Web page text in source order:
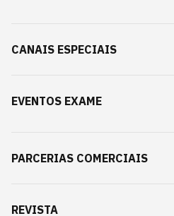
CANAIS ESPECIAIS
EVENTOS EXAME
PARCERIAS COMERCIAIS
REVISTA